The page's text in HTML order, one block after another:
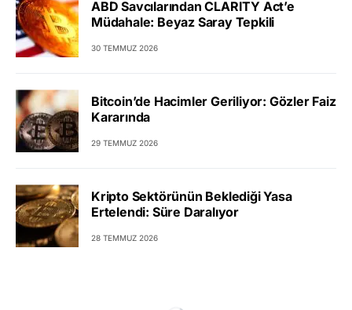
ABD Savcılarından CLARITY Act’e
Müdahale: Beyaz Saray Tepkili
30 TEMMUZ 2026
Bitcoin’de Hacimler Geriliyor: Gözler Faiz
Kararında
29 TEMMUZ 2026
Kripto Sektörünün Beklediği Yasa
Ertelendi: Süre Daralıyor
28 TEMMUZ 2026